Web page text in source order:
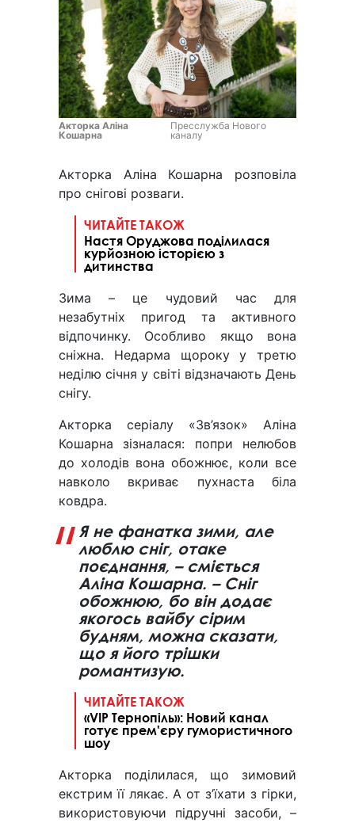
Акторка Аліна
Кошарна
Пресслужба Нового
каналу
Акторка Аліна Кошарна розповіла
про снігові розваги.
ЧИТАЙТЕ ТАКОЖ
Настя Оруджова поділилася
курйозною історією з
дитинства
Зима – це чудовий час для
незабутніх пригод та активного
відпочинку. Особливо якщо вона
сніжна. Недарма щороку у третю
неділю січня у світі відзначають День
снігу.
Акторка серіалу «Зв’язок» Аліна
Кошарна зізналася: попри нелюбов
до холодів вона обожнює, коли все
навколо вкриває пухнаста біла
ковдра.
Я не фанатка зими, але
люблю сніг, отаке
поєднання, – сміється
Аліна Кошарна. – Сніг
обожнюю, бо він додає
якогось вайбу сірим
будням, можна сказати,
що я його трішки
романтизую.
ЧИТАЙТЕ ТАКОЖ
«VIP Тернопіль»: Новий канал
готує прем'єру гумористичного
шоу
Акторка поділилася, що зимовий
екстрим її лякає. А от з’їхати з гірки,
використовуючи підручні засоби, –